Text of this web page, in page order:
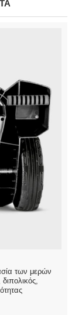
των μερών